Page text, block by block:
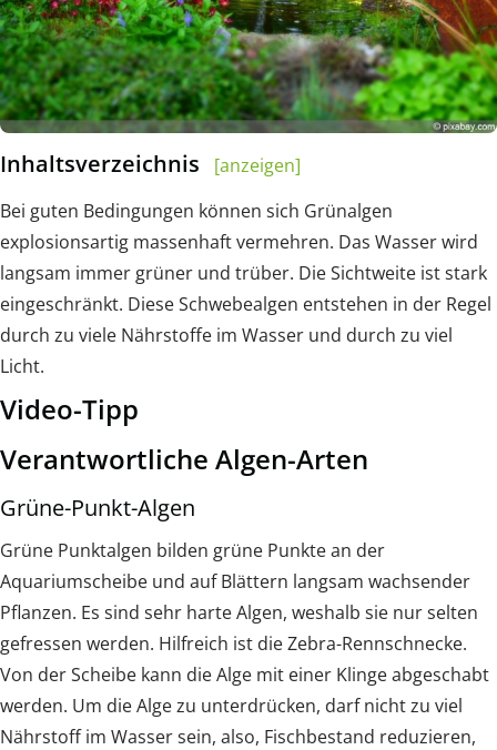
Inhaltsverzeichnis
[anzeigen]
Bei guten Bedingungen können sich Grünalgen
explosionsartig massenhaft vermehren. Das Wasser wird
langsam immer grüner und trüber. Die Sichtweite ist stark
eingeschränkt. Diese Schwebealgen entstehen in der Regel
durch zu viele Nährstoffe im Wasser und durch zu viel
Licht.
Video-Tipp
Verantwortliche Algen-Arten
Grüne-Punkt-Algen
Grüne Punktalgen bilden grüne Punkte an der
Aquariumscheibe und auf Blättern langsam wachsender
Pflanzen. Es sind sehr harte Algen, weshalb sie nur selten
gefressen werden. Hilfreich ist die Zebra-Rennschnecke.
Von der Scheibe kann die Alge mit einer Klinge abgeschabt
werden. Um die Alge zu unterdrücken, darf nicht zu viel
Nährstoff im Wasser sein, also, Fischbestand reduzieren,